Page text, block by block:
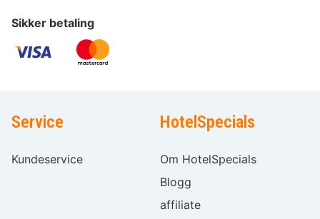
Sikker betaling
Service
Kundeservice
HotelSpecials
Om HotelSpecials
Blogg
affiliate